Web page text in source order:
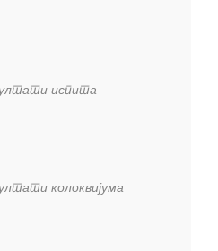
испита
колоквијума